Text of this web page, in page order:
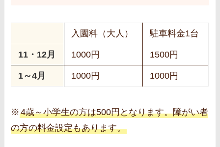
入園料（大人） 駐車料金1台
11・12月 1000円 1500円
1～4月 1000円 1000円
※4歳～小学生の方は500円となります。障がい者
の方の料金設定もあります。